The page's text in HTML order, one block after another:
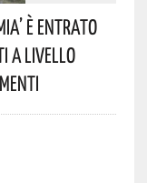
È Entrato
A Livello